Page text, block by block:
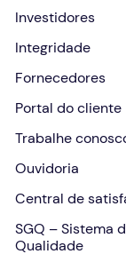
Investidores
Integridade
Fornecedores
Portal do cliente
Trabalhe
Ouvidoria
Central de
SGQ – Sistema
Qualidade